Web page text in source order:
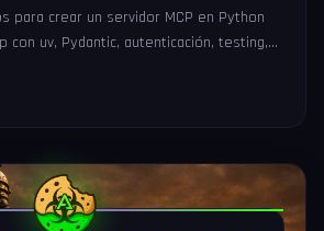
para crear un servidor MCP en Python
con uv, Pydantic, autenticación, testing,